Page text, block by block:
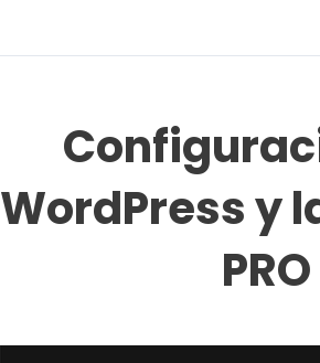
WordPress y